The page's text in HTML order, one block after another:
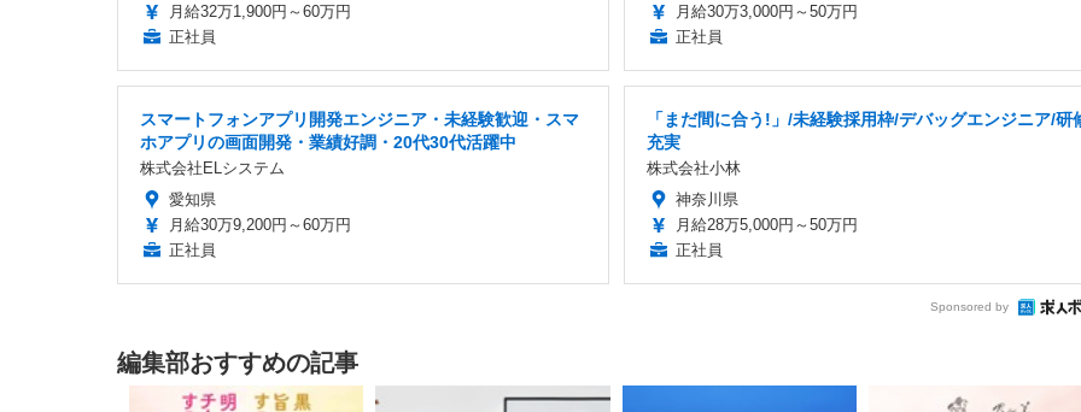
月給32万1,900円～60万円
正社員
月給30万3,000円～50万円
正社員
スマートフォンアプリ開発エンジニア・未経験歓迎・スマ
ホアプリの画面開発・業績好調・20代30代活躍中
株式会社ELシステム
愛知県
月給30万9,200円～60万円
正社員
「まだ間に合う!」/未経験採用枠/デバッグエンジニア/研
充実
株式会社小林
神奈川県
月給28万5,000円～50万円
正社員
Sponsored by
編集部おすすめの記事